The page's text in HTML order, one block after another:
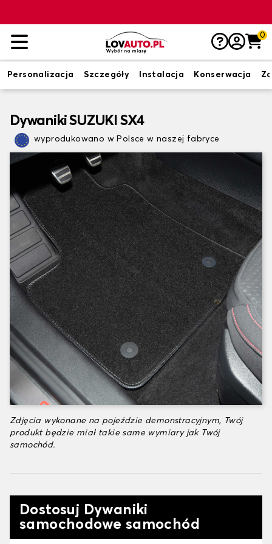
0
Personalizacja Szczegóły Instalacja Konserwacja
Dywaniki SUZUKI SX4
wyprodukowano w Polsce w naszej fabryce
Zdjęcia wykonane na pojeździe demonstracyjnym, Twój
produkt będzie miał takie same wymiary jak Twój
samochód.
Dostosuj Dywaniki
samochodowe samochód